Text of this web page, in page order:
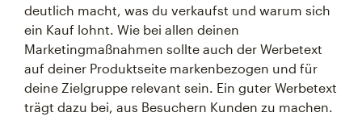
deutlich macht, was du verkaufst und warum sich
ein Kauf lohnt. Wie bei allen deinen
Marketingmaßnahmen sollte auch der Werbetext
auf deiner Produktseite markenbezogen und für
deine Zielgruppe relevant sein. Ein guter Werbetext
trägt dazu bei, aus Besuchern Kunden zu machen.